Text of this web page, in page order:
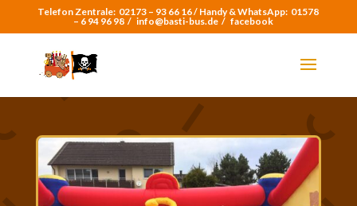
Telefon Zentrale: 02173 – 93 66 16 / Handy & WhatsApp: 01578
– 6 94 96 98 / info@basti-bus.de / facebook